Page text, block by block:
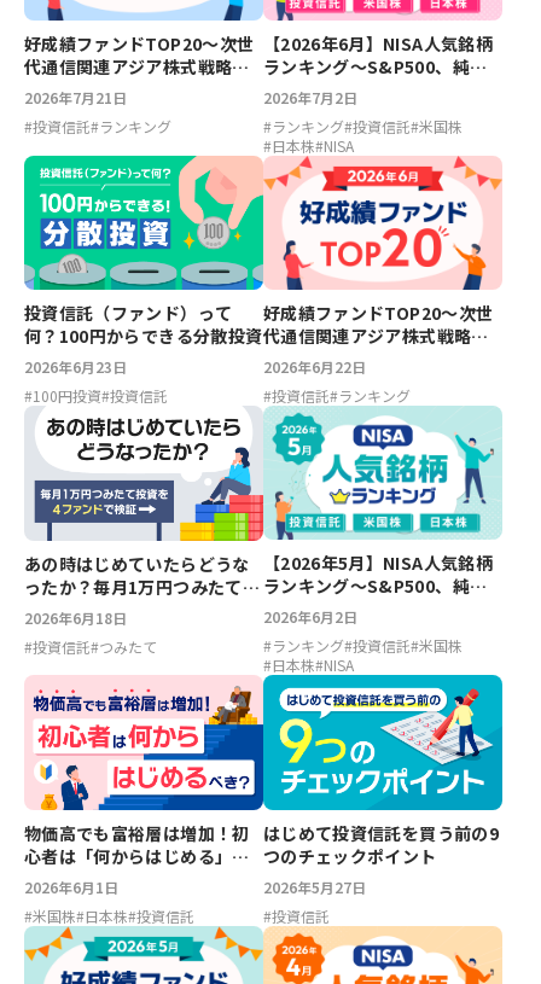
好成績ファンドTOP20～次世
代通信関連アジア株式戦略フ
ァンド、次世代通信関連世界
株式戦略ファンド【2026年7
月】
2026年7月21日
#投資信託#ランキング
【2026年6月】NISA人気銘柄
ランキング～S&P500、純金
ファンド、スペースX、キオク
シア
2026年7月2日
#ランキング#投資信託#米国株
#日本株#NISA
投資信託（ファンド）って
何？100円からできる分散投資
2026年6月23日
#100円投資#投資信託
好成績ファンドTOP20～次世
代通信関連アジア株式戦略フ
ァンド、次世代通信関連世界
株式戦略ファンド【2026年6
月】
2026年6月22日
#投資信託#ランキング
あの時はじめていたらどうな
ったか？毎月1万円つみたて投
資を4ファンドで検証
2026年6月18日
#投資信託#つみたて
【2026年5月】NISA人気銘柄
ランキング～S&P500、純金
ファンド、エヌビディア、キ
オクシア
2026年6月2日
#ランキング#投資信託#米国株
#日本株#NISA
物価高でも富裕層は増加！初
心者は「何からはじめる」べ
き？
2026年6月1日
#米国株#日本株#投資信託
はじめて投資信託を買う前の9
つのチェックポイント
2026年5月27日
#投資信託